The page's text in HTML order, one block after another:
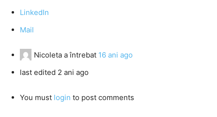
LinkedIn
Mail
Nicoleta a întrebat 16 ani ago
last edited 2 ani ago
You must login to post comments